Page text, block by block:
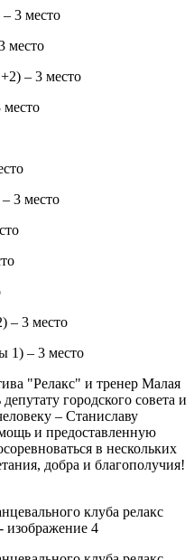
3 место
место
– 3 место
3 место
– 3 место
1) – 3 место
"Релакс" и тренер Малая
городского совета и
– Станиславу
и предоставленную
в нескольких
добра и благополучия!